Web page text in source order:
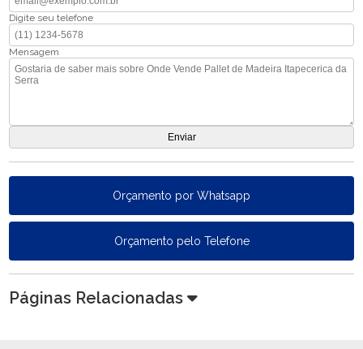
Digite seu telefone
Mensagem
Orçamento por Whatsapp
Orçamento pelo Telefone
Páginas Relacionadas